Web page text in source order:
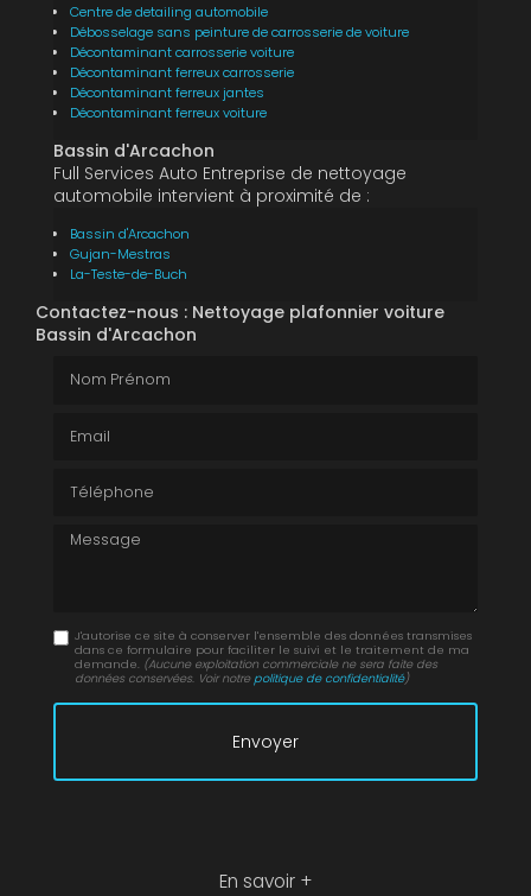
Centre de detailing automobile
Débosselage sans peinture de carrosserie de voiture
Décontaminant carrosserie voiture
Décontaminant ferreux carrosserie
Décontaminant ferreux jantes
Décontaminant ferreux voiture
Bassin d'Arcachon
Full Services Auto Entreprise de nettoyage
automobile intervient à proximité de :
Bassin d'Arcachon
Gujan-Mestras
La-Teste-de-Buch
Contactez-nous : Nettoyage plafonnier voiture
Bassin d'Arcachon
Message
J'autorise ce site à conserver l'ensemble des données transmises
dans ce formulaire pour faciliter le suivi et le traitement de ma
demande. (Aucune exploitation commerciale ne sera faite des
données conservées. Voir notrepolitique de confidentialité)
En savoir +